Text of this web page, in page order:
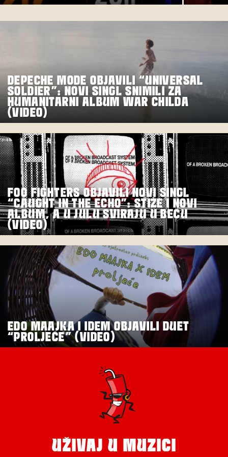
DEPECHE MODE OBJAVILI “UNIVERSAL
SOLDIER”: NOVI SINGL SNIMILI ZA
HUMANITARNI ALBUM WAR CHILDA
(VIDEO)
FOO FIGHTERS OBJAVILI NOVI SINGL
“CAUGHT IN THE ECHO”: STIŽE I NOVI
ALBUM, A U JULU SVIRAJU U BEČU
(VIDEO)
EDO MAAJKA I IDEM OBJAVILI DUET
“PROLJEĆE” (VIDEO)
UŽIVAJ U MUZICI